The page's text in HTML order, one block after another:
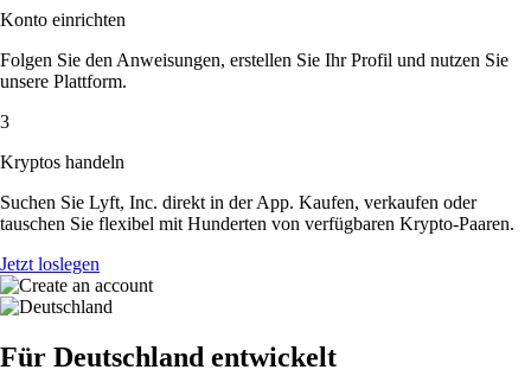
Konto einrichten
Folgen Sie den Anweisungen, erstellen Sie Ihr Profil und nutzen Sie
unsere Plattform.
3
Kryptos handeln
Suchen Sie Lyft, Inc. direkt in der App. Kaufen, verkaufen oder
tauschen Sie flexibel mit Hunderten von verfügbaren Krypto-Paaren.
Jetzt loslegen
Für Deutschland entwickelt